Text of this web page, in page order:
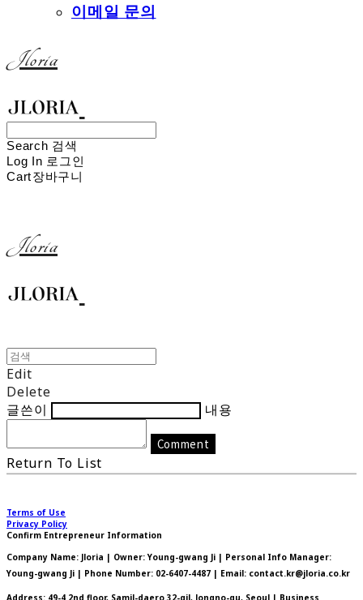
이메일 문의
Jloria
Search 검색
Log In 로그인
Cart장바구니
Jloria
Edit
Delete
글쓴이
내용
Comment
Return To List
Terms of Use
Privacy Policy
Confirm Entrepreneur Information
Company Name: Jloria | Owner: Young-gwang Ji | Personal Info Manager:
Young-gwang Ji | Phone Number: 02-6407-4487 | Email: contact.kr@jloria.co.kr
Address: 49-4 2nd floor, Samil-daero 32-gil, Jongno-gu, Seoul | Business